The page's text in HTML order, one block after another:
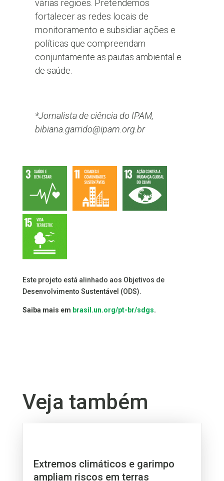
várias regiões. Pretendemos
fortalecer as redes locais de
monitoramento e subsidiar ações e
políticas que compreendam
conjuntamente as pautas ambiental e
de saúde.
*Jornalista de ciência do IPAM,
bibiana.garrido@ipam.org.br
Este projeto está alinhado aos Objetivos de
Desenvolvimento Sustentável (ODS).
Saiba mais em brasil.un.org/pt-br/sdgs.
Veja também
Extremos climáticos e garimpo
ampliam riscos em terras